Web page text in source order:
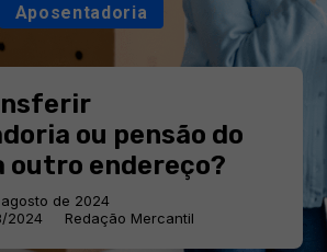
Aposentadoria
ou pensão do
outro endereço?
de 2024
2024
Redação Mercantil